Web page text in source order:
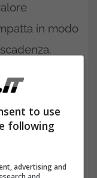
in modo
to use
following
advertising and